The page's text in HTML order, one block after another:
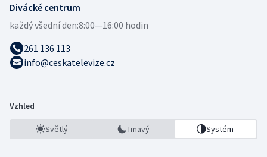
Divácké centrum
každý všední den:8:00—16:00 hodin
261 136 113
info@ceskatelevize.cz
Vzhled
Světlý Tmavý Systém